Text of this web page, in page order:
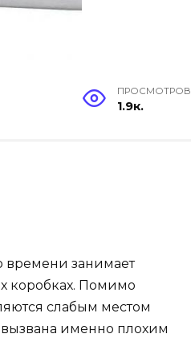
ПРОСМОТРОВ
1.9к.
времени занимает
коробках. Помимо
слабым местом
именно плохим